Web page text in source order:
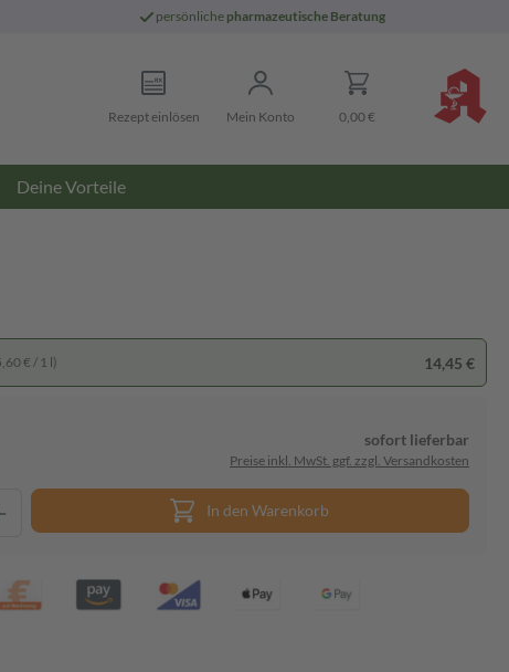
persönliche pharmazeutische Beratung
Rezept einlösen Mein Konto 0,00 €
Deine Vorteile
€ / 1 l) 14,45 €
sofort lieferbar
Preise inkl. MwSt. ggf. zzgl. Versandkosten
In den Warenkorb